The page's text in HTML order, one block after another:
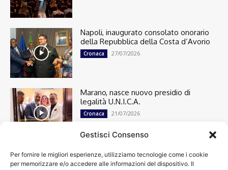
Gestisci Consenso
Per fornire le migliori esperienze, utilizziamo tecnologie come i cookie
per memorizzare e/o accedere alle informazioni del dispositivo. Il
Napoli, inaugurato consolato onorario
della Repubblica della Costa d’Avorio
Cronaca 27/07/2026
Marano, nasce nuovo presidio di
legalità U.N.I.C.A.
Cronaca 21/07/2026
Cronaca
13501